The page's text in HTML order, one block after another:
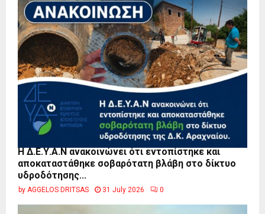
Η Δ.Ε.Υ.Α.Ν ανακοινώνει ότι εντοπίστηκε και
αποκαταστάθηκε σοβαρότατη βλάβη στο δίκτυο
υδροδότησης...
by AGGELOS DRITSAS 31 July 2026 0